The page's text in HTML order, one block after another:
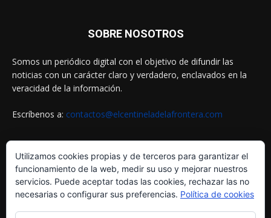
SOBRE NOSOTROS
Somos un periódico digital con el objetivo de difundir las
noticias con un carácter claro y verdadero, enclavados en la
veracidad de la información.
Escríbenos a: contactos@elcentineladelafrontera.com
SIGUENOS EN
Utilizamos cookies propias y de terceros para garantizar el
funcionamiento de la web, medir su uso y mejorar nuestros
servicios. Puede aceptar todas las cookies, rechazar las no
necesarias o configurar sus preferencias. Política de cookies